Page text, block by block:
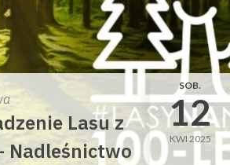
Lasu z
Nadleśnictwo
SOB.
12
KWI 2025